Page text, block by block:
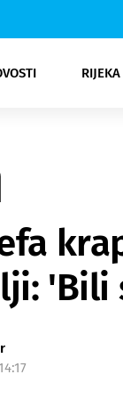
Opatija
NK
Moda
Kultura
'Bili